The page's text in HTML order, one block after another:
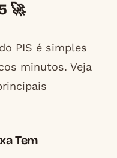
🚀
PIS é simples
minutos. Veja
Tem